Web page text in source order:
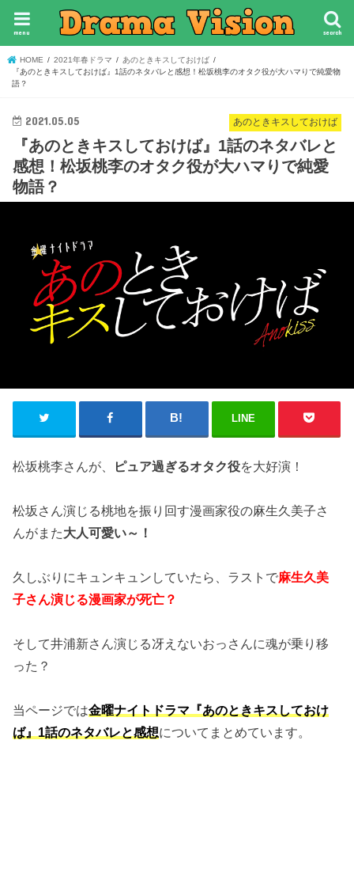
search
menu
HOME 2021年春ドラマ
あのときキスしておけば
『あのときキスしておけば』1話のネタバレと感想！松坂桃李のオタク役が大ハマりで純愛物
語？
あのときキスしておけば
2021.05.05
『あのときキスしておけば』1話のネタバレと
感想！松坂桃李のオタク役が大ハマりで純愛
物語？
LINE
松坂桃李さんが、 ピュア過ぎるオタク役を大好演！
松坂さん演じる桃地を振り回す漫画家役の麻生久美子さ
んがまた大人可愛い～！
久しぶりにキュンキュンしていたら、ラストで麻生久美
子さん演じる漫画家が死亡？
そして井浦新さん演じる冴えないおっさんに魂が乗り移
った？
当ページでは金曜ナイトドラマ『あのときキスしておけ
ば』1話のネタバレと感想についてまとめています。